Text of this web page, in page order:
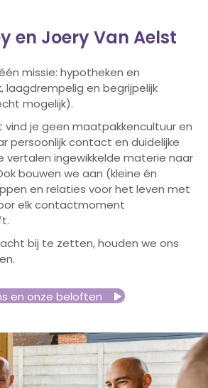
en Joery Van Aelst
missie: hypotheken en
laagdrempelig en begrijpelijk
mogelijk).
vind je geen maatpakkencultuur en
persoonlijk contact en duidelijke
vertalen ingewikkelde materie naar
bouwen we aan (kleine én
en relaties voor het leven met
elk contactmoment
bij te zetten, houden we ons
en onze beloften